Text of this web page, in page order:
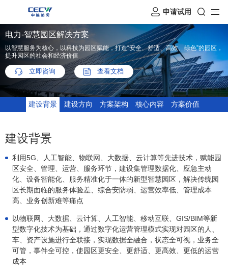
申请试用
电力-智慧园区解决方案
以智慧服务为核心，以科技为园区赋能，打造“安全、舒适、高效、绿色”的园区，
提升园区的社会和经济价值
立即咨询 查看文档
建设背景 建设方向 方案架构 核心内容 方案价值
建设背景
利用5G、人工智能、物联网、大数据、云计算等先进技术，赋能园
区安全、管理、运营、服务环节，建设集管理数据化、应急主动
化、设备智能化、服务精准化于一体的新型智慧园区，解决传统园
区长期面临的服务体验差、综合安防弱、运营效率低、管理成本
高、业务创新难等痛点
以物联网、大数据、云计算、人工智能、移动互联、GIS/BIM等新
型数字化技术为基础，通过数字化运营管理模式实现对园区的人、
车、资产设施进行全联接，实现数据全融合，状态全可视，业务全
可管，事件全可控，使园区更安全、更舒适、更高效、更低的运营
成本